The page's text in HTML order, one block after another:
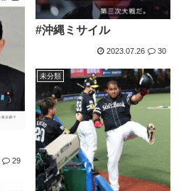
29
#沖縄ミサイル
2023.07.26 30
未分類